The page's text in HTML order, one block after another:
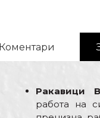
Ракавици
работа на